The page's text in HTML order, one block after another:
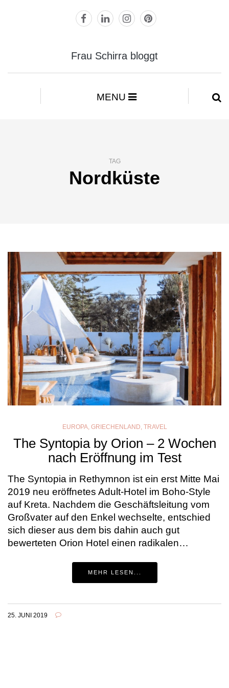
Frau Schirra bloggt
MENU
TAG
Nordküste
EUROPA, GRIECHENLAND, TRAVEL
The Syntopia by Orion – 2 Wochen
nach Eröffnung im Test
The Syntopia in Rethymnon ist ein erst Mitte Mai
2019 neu eröffnetes Adult-Hotel im Boho-Style
auf Kreta. Nachdem die Geschäftsleitung vom
Großvater auf den Enkel wechselte, entschied
sich dieser aus dem bis dahin auch gut
bewerteten Orion Hotel einen radikalen…
MEHR LESEN...
25. JUNI 2019